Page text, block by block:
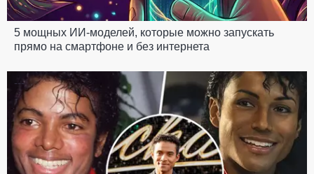
5 мощных ИИ-моделей, которые можно запускать
прямо на смартфоне и без интернета
---